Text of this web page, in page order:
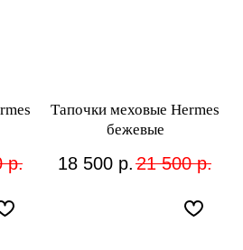
р.
Тапочки меховые Hermes
бежевые
18 500 р. 21 500 р.